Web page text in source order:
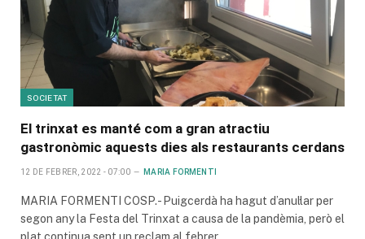
SOCIETAT
El trinxat es manté com a gran atractiu
gastronòmic aquests dies als restaurants cerdans
12 DE FEBRER, 2022 - 07:00 MARIA FORMENTI
MARIA FORMENTI COSP.- Puigcerdà ha hagut d’anul·lar per
segon any la Festa del Trinxat a causa de la pandèmia, però el